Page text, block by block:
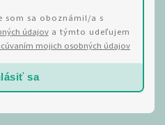
som sa oboznámil/a s
údajova týmto udeľujem
mojich osobných údajov
sa